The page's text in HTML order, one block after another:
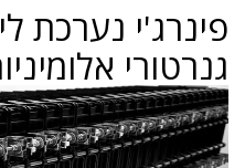
פינרג'י נערכת
גנרטורי